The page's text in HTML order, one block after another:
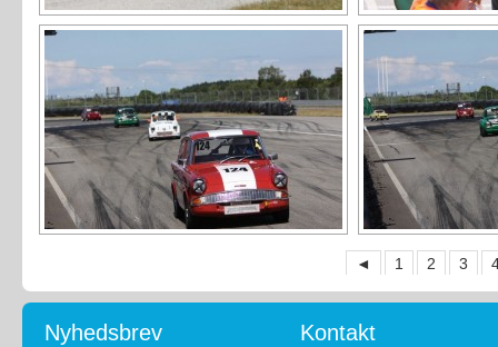
◄ 1 2 3
Nyhedsbrev Kontakt